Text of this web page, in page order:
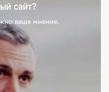
сайт?
ваше мнение.